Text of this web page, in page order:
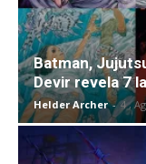
Batman,
Devir revela 7
Helder Archer - 4 ,